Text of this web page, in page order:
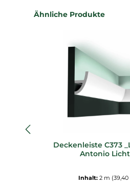
Produktgalerie überspringen
Ähnliche Produkte
Deckenleiste C373
Antonio
Inhalt: 2 m